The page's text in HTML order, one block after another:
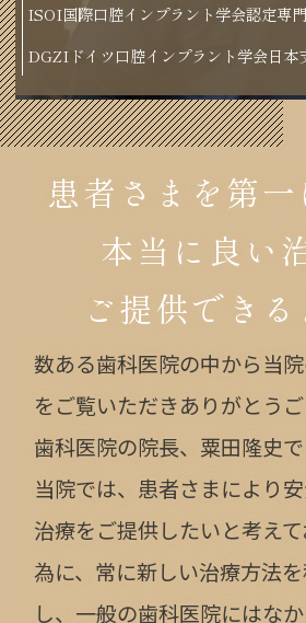
ISOI国際口腔インプラント学会認定専
DGZIドイツ口腔インプラント学会日本
患者さまを第一
本当に良い
ご提供できる
数ある歯科医院の中から当
をご覧いただきありがとう
歯科医院の院長、粟田隆史で
当院では、患者さまにより
治療をご提供したいと考え
為に、常に新しい治療方法
し、一般の歯科医院にはな